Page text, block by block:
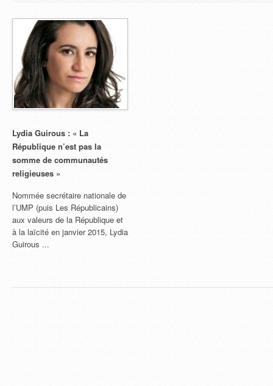
Lydia Guirous : « La
République n’est pas la
somme de communautés
religieuses »
Nommée secrétaire nationale de
l’UMP (puis Les Républicains)
aux valeurs de la République et
à la laïcité en janvier 2015, Lydia
Guirous ...